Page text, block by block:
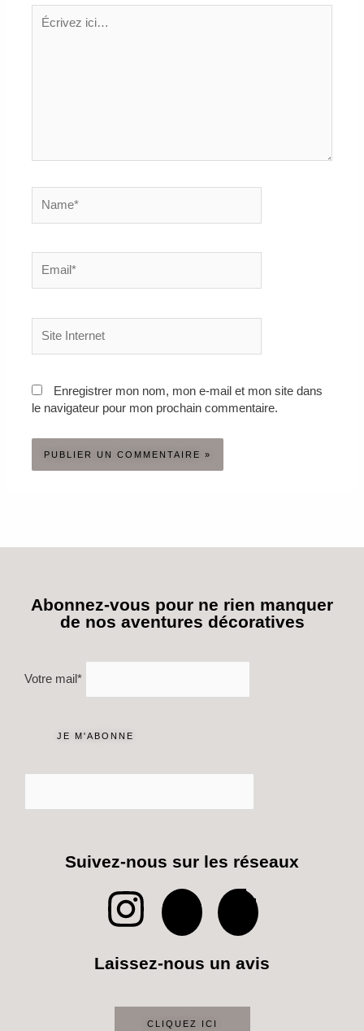
ici…
Internet
Enregistrer mon nom, mon e-mail et mon site dans
le navigateur pour mon prochain commentaire.
Abonnez-vous pour ne rien manquer
de nos aventures décoratives
Votre mail*
Suivez-nous sur les réseaux
I
n
P
i
T
i
Laissez-nous un avis
CLIQUEZ ICI